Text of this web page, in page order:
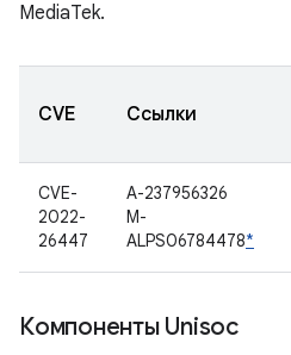
MediaTek.
CVE Ссылки
CVE-
2022-
26447
A-237956326
M-
ALPS06784478*
Компоненты Unisoc